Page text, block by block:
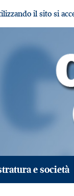
il sito si
e società